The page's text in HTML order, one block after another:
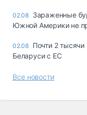
02.08 Зараженные
Южной Америки не
02.08 Почти 2
Беларуси с ЕС
Все новости